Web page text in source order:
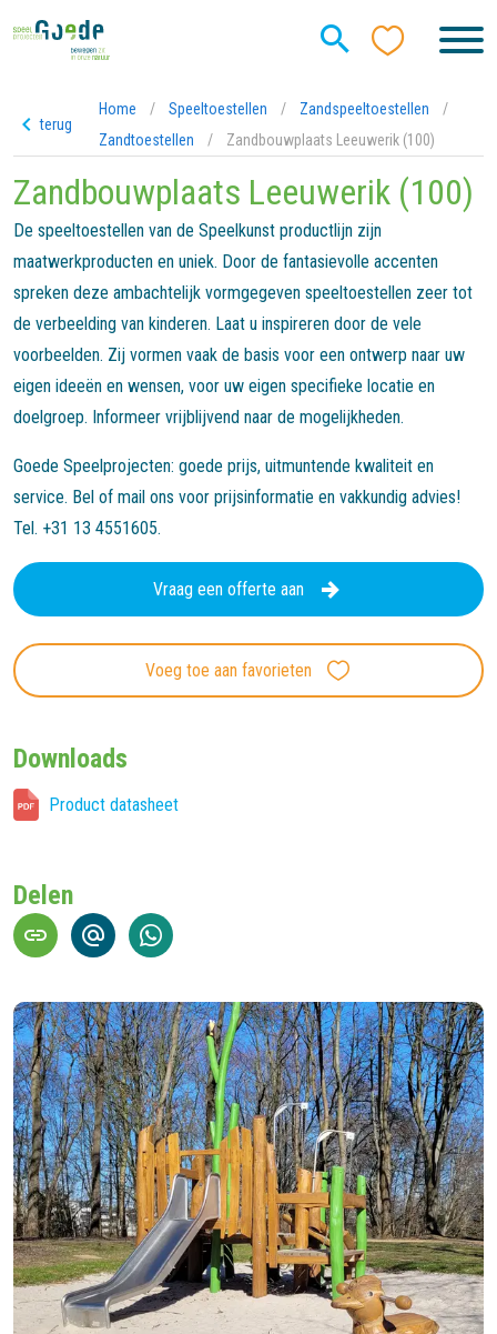
terug
Home / Speeltoestellen / Zandspeeltoestellen
/
Zandtoestellen
/ Zandbouwplaats Leeuwerik (100)
Zandbouwplaats Leeuwerik (100)
De speeltoestellen van de Speelkunst productlijn zijn
maatwerkproducten en uniek. Door de fantasievolle accenten
spreken deze ambachtelijk vormgegeven speeltoestellen zeer tot
de verbeelding van kinderen. Laat u inspireren door de vele
voorbeelden. Zij vormen vaak de basis voor een ontwerp naar uw
eigen ideeën en wensen, voor uw eigen specifieke locatie en
doelgroep. Informeer vrijblijvend naar de mogelijkheden.
Goede Speelprojecten: goede prijs, uitmuntende kwaliteit en
service. Bel of mail ons voor prijsinformatie en vakkundig advies!
Tel. +31 13 4551605.
Vraag een offerte aan
Voeg toe aan favorieten
Downloads
Product datasheet
Delen